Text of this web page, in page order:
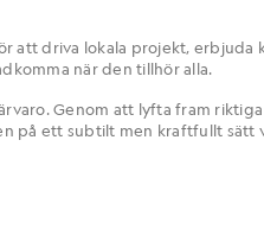
att driva lokala projekt, erbjuda
när den tillhör alla.
Genom att lyfta fram
på ett subtilt men kraftfullt sätt
idrotten har förmågan att föra